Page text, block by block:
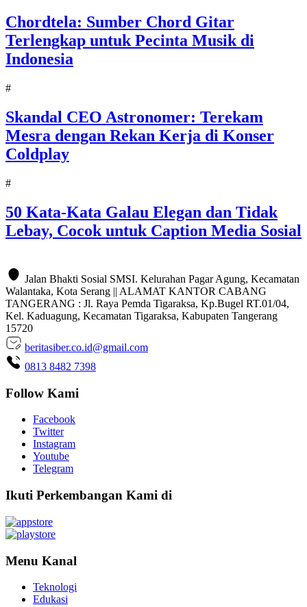
Chordtela: Sumber Chord Gitar
Terlengkap untuk Pecinta Musik di
Indonesia
#
Skandal CEO Astronomer: Terekam
Mesra dengan Rekan Kerja di Konser
Coldplay
#
50 Kata-Kata Galau Elegan dan Tidak
Lebay, Cocok untuk Caption Media Sosial
Jalan Bhakti Sosial SMSI. Kelurahan Pagar Agung, Kecamatan
Walantaka, Kota Serang || ALAMAT KANTOR CABANG
TANGERANG : Jl. Raya Pemda Tigaraksa, Kp.Bugel RT.01/04,
Kel. Kaduagung, Kecamatan Tigaraksa, Kabupaten Tangerang
15720
beritasiber.co.id@gmail.com
0813 8482 7398
Follow Kami
Facebook
Twitter
Instagram
Youtube
Telegram
Ikuti Perkembangan Kami di
Menu Kanal
Teknologi
Edukasi